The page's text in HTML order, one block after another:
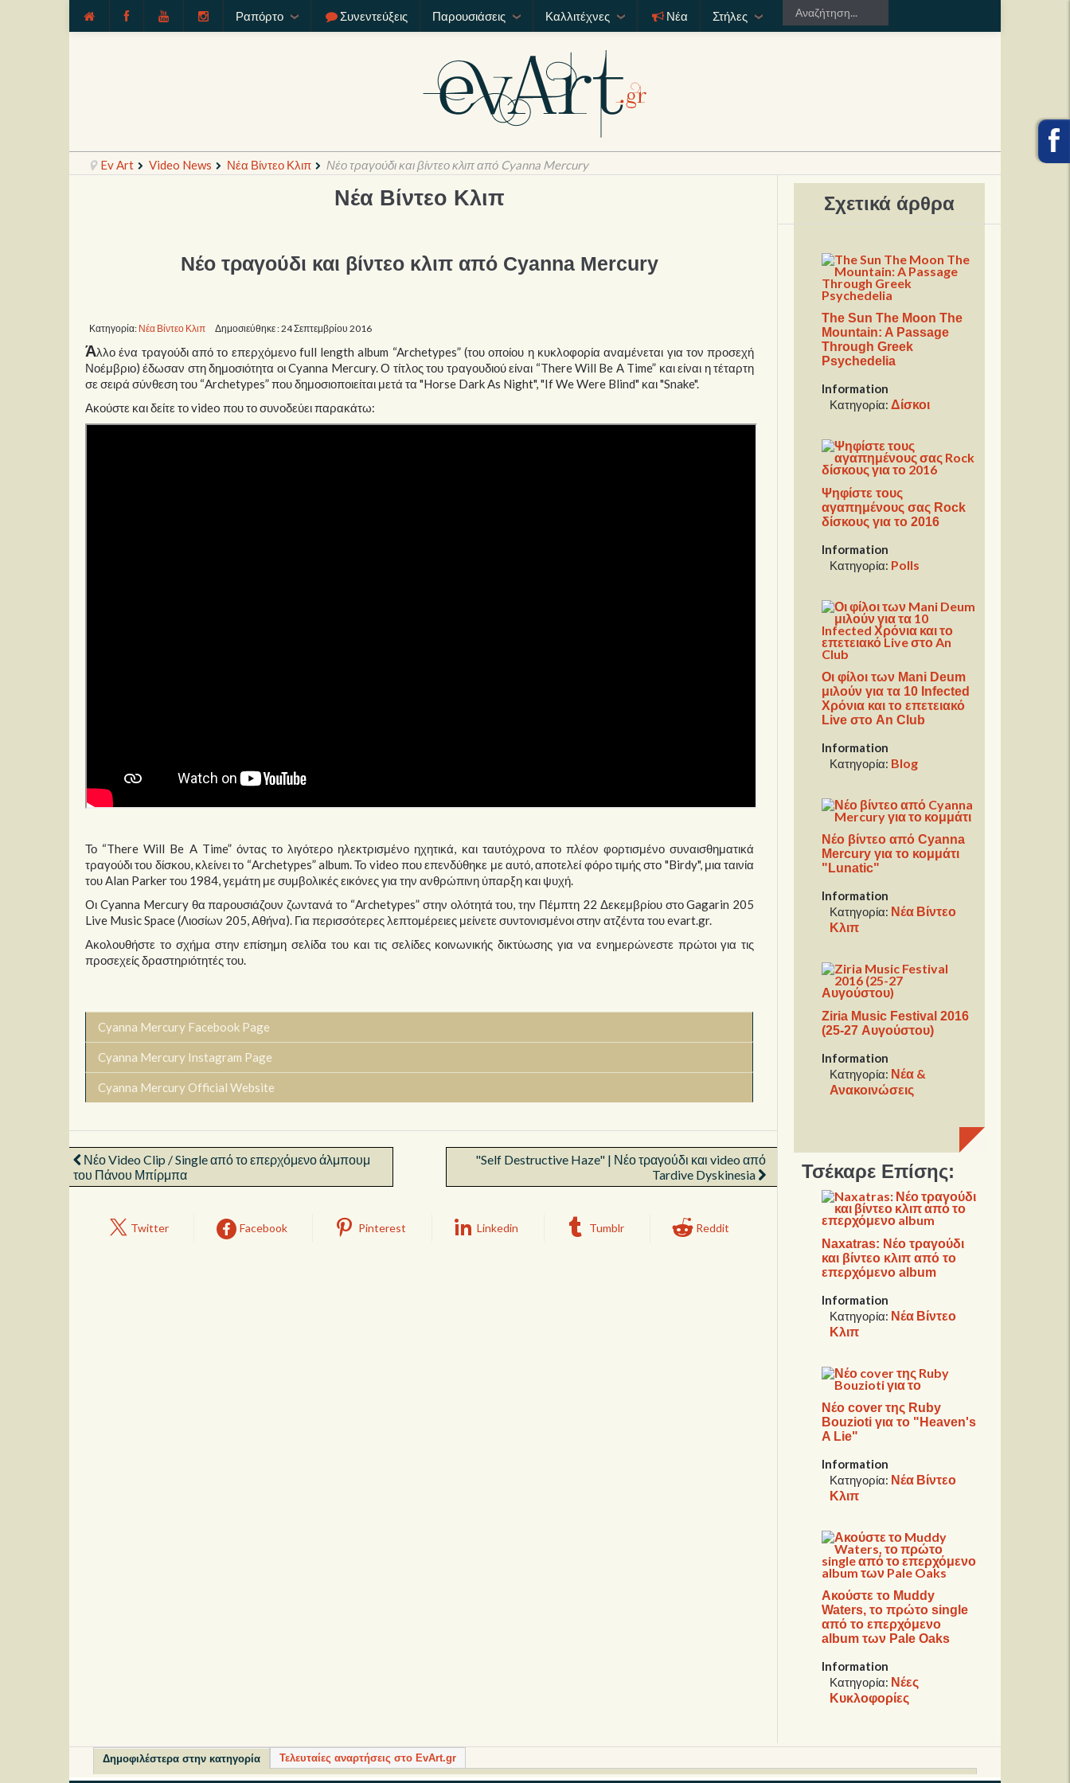
Ραπόρτο Συνεντεύξεις Παρουσιάσεις Καλλιτέχνες Νέα Στήλες
Ev Art Video News Νέα Βίντεο Κλιπ Νέο τραγούδι και βίντεο κλιπ από Cyanna Mercury
Νέα Βίντεο Κλιπ
Νέο τραγούδι και βίντεο κλιπ από Cyanna Mercury
Κατηγορία: Νέα Βίντεο Κλιπ Δημοσιεύθηκε : 24 Σεπτεμβρίου 2016
Άλλο ένα τραγούδι από το επερχόμενο full length album “Archetypes” (του οποίου η κυκλοφορία αναμένεται για τον προσεχή
Νοέμβριο) έδωσαν στη δημοσιότητα οι Cyanna Mercury. Ο τίτλος του τραγουδιού είναι “There Will Be Α Time” και είναι η τέταρτη
σε σειρά σύνθεση του “Archetypes” που δημοσιοποιείται μετά τα "Horse Dark As Night", "If We Were Blind" και "Snake".
Ακούστε και δείτε το video που το συνοδεύει παρακάτω:
Το “There Will Be A Time” όντας το λιγότερο ηλεκτρισμένο ηχητικά, και ταυτόχρονα το πλέον φορτισμένο συναισθηματικά
τραγούδι του δίσκου, κλείνει το “Archetypes” album. Το video που επενδύθηκε με αυτό, αποτελεί φόρο τιμής στο "Birdy", μια ταινία
του Alan Parker του 1984, γεμάτη με συμβολικές εικόνες για την ανθρώπινη ύπαρξη και ψυχή.
Οι Cyanna Mercury θα παρουσιάζουν ζωντανά το “Archetypes” στην ολότητά του, την Πέμπτη 22 Δεκεμβρίου στο Gagarin 205
Live Music Space (Λιοσίων 205, Αθήνα). Για περισσότερες λεπτομέρειες μείνετε συντονισμένοι στην ατζέντα του evart.gr.
Ακολουθήστε το σχήμα στην επίσημη σελίδα του και τις σελίδες κοινωνικής δικτύωσης για να ενημερώνεστε πρώτοι για τις
προσεχείς δραστηριότητές του.
Cyanna Mercury Facebook Page
Cyanna Mercury Instagram Page
Cyanna Mercury Official Website
Νέο Video Clip / Single από το επερχόμενο άλμπουμ
του Πάνου Μπίρμπα
"Self Destructive Haze" | Νέο τραγούδι και video από
Tardive Dyskinesia
Twitter Facebook Pinterest Linkedin Tumblr Reddit
Σχετικά άρθρα
The Sun The Moon The
Mountain: A Passage
Through Greek
Psychedelia
Information
Κατηγορία:Δίσκοι
Ψηφίστε τους
αγαπημένους σας Rock
δίσκους για το 2016
Information
Κατηγορία: Polls
Οι φίλοι των Mani Deum
μιλούν για τα 10 Infected
Χρόνια και το επετειακό
Live στο An Club
Information
Κατηγορία: Blog
Νέο βίντεο από Cyanna
Mercury για το κομμάτι
"Lunatic"
Information
Κατηγορία: Νέα Βίντεο
Κλιπ
Ziria Music Festival 2016
(25-27 Αυγούστου)
Information
Κατηγορία: Νέα &
Ανακοινώσεις
Τσέκαρε Επίσης:
Naxatras: Νέο τραγούδι
και βίντεο κλιπ από το
επερχόμενο album
Information
Κατηγορία: Νέα Βίντεο
Κλιπ
Νέο cover της Ruby
Bouzioti για το "Ηeaven's
A Lie"
Information
Κατηγορία: Νέα Βίντεο
Κλιπ
Ακούστε το Muddy
Waters, το πρώτο single
από το επερχόμενο
album των Pale Oaks
Information
Κατηγορία: Νέες
Κυκλοφορίες
Δημοφιλέστερα στην κατηγορία Τελευταίες αναρτήσεις στο EvArt.gr